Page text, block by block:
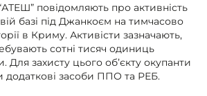
повідомляють про активність
базі під Джанкоєм на тимчасово
в Криму. Активісти зазначають,
сотні тисяч одиниць
Для захисту цього обʼєкту окупанти
додаткові засоби ППО та РЕБ.